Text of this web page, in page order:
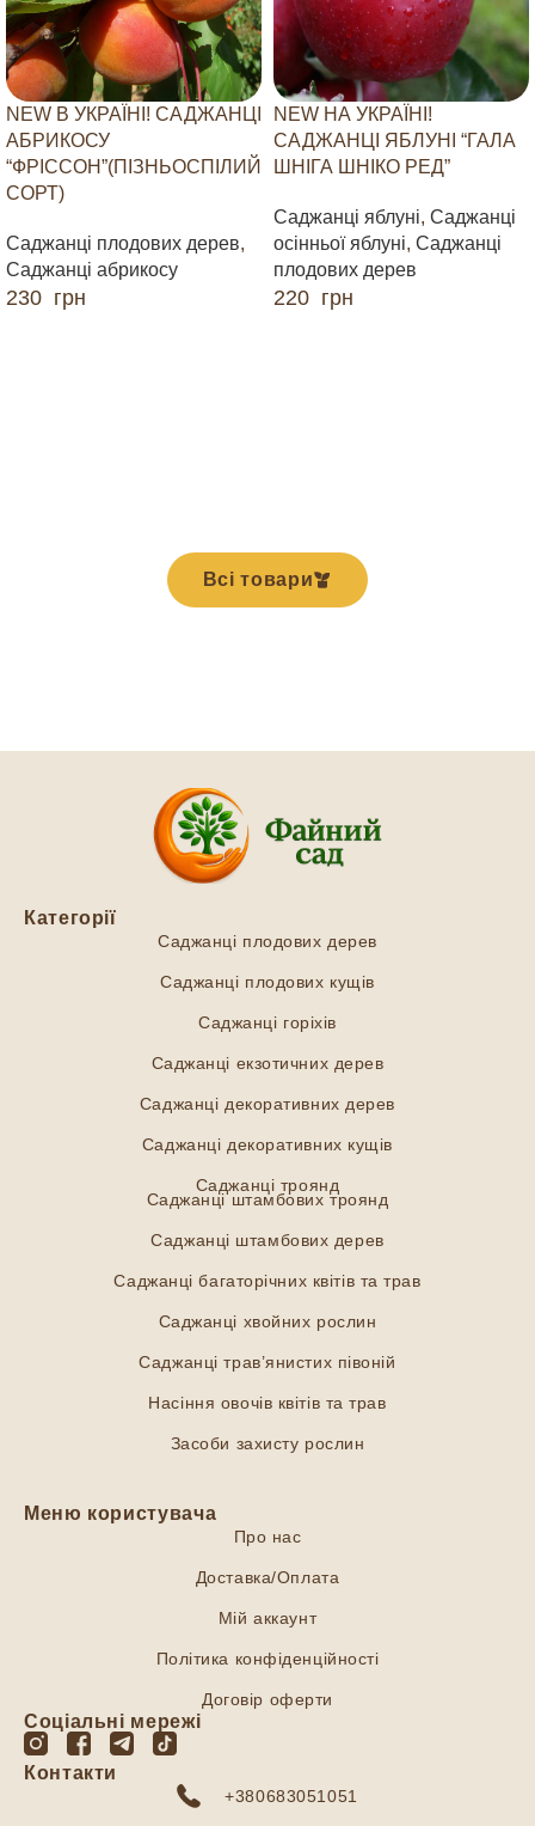
NEW В УКРАЇНІ! САДЖАНЦІ
АБРИКОСУ
“ФРІССОН”(ПІЗНЬОСПІЛИЙ
СОРТ)
Саджанці плодових дерев,
Саджанці абрикосу
230 грн
NEW НА УКРАЇНІ!
САДЖАНЦІ ЯБЛУНІ “ГАЛА
ШНІГА ШНІКО РЕД”
Саджанці яблуні, Саджанці
осінньої яблуні, Саджанці
плодових дерев
220 грн
Всі товари
Категорії
Саджанці плодових дерев
Саджанці плодових кущів
Саджанці горіхів
Саджанці екзотичних дерев
Саджанці декоративних дерев
Саджанці декоративних кущів
Саджанці троянд
Саджанці штамбових троянд
Саджанці штамбових дерев
Саджанці багаторічних квітів та трав
Саджанці хвойних рослин
Саджанці трав’янистих півоній
Насіння овочів квітів та трав
Засоби захисту рослин
Меню користувача
Про нас
Доставка/Оплата
Мій аккаунт
Політика конфіденційності
Договір оферти
Соціальні мережі
Контакти
+380683051051